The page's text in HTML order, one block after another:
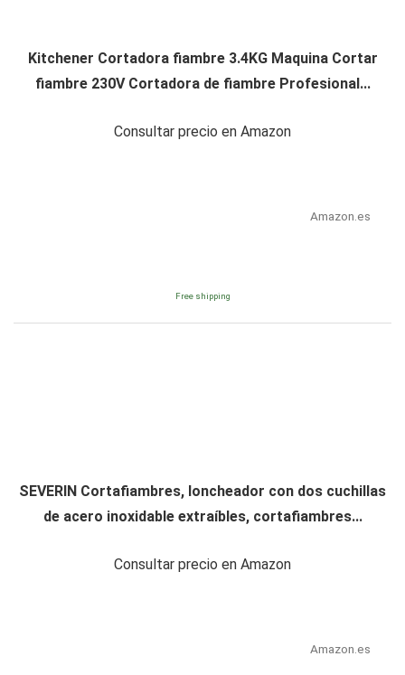
Kitchener Cortadora fiambre 3.4KG Maquina Cortar
fiambre 230V Cortadora de fiambre Profesional...
Consultar precio en Amazon
Amazon.es
Free shipping
SEVERIN Cortafiambres, loncheador con dos cuchillas
de acero inoxidable extraíbles, cortafiambres...
Consultar precio en Amazon
Amazon.es